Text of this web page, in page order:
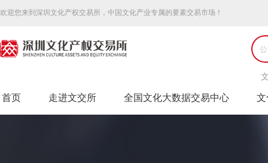
欢迎您来到深圳文化产权交易所，中国文化产业专属的要素交易市场！
首页 走进文交所 全国文化大数据交易中心 文